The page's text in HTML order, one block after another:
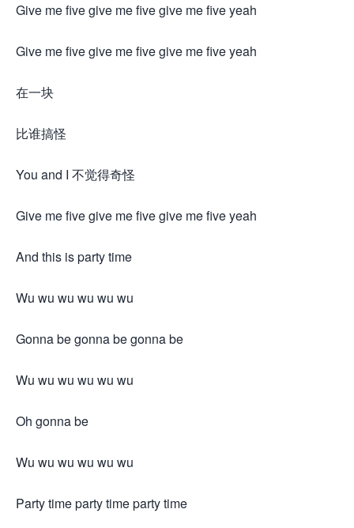
Give me five give me five give me five yeah
Give me five give me five give me five yeah
在一块
比谁搞怪
You and I 不觉得奇怪
Give me five give me five give me five yeah
And this is party time
Wu wu wu wu wu wu
Gonna be gonna be gonna be
Wu wu wu wu wu wu
Oh gonna be
Wu wu wu wu wu wu
Party time party time party time